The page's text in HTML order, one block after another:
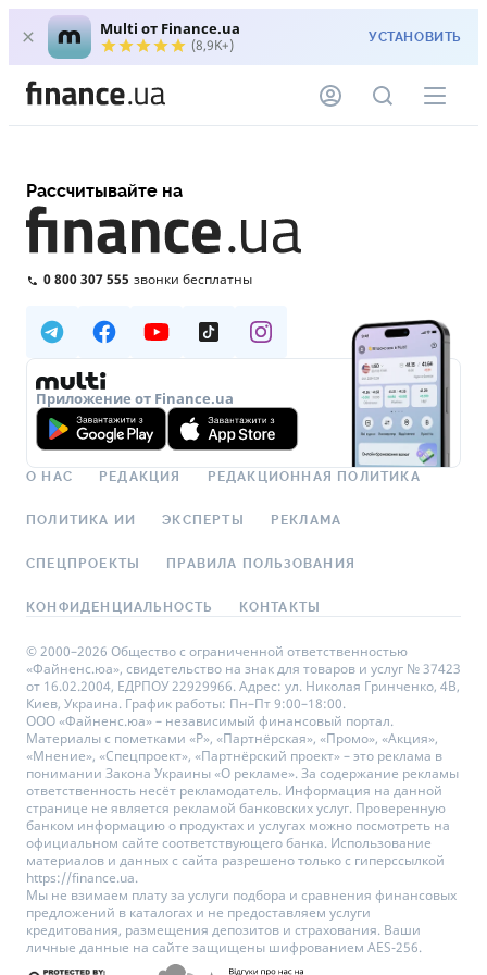
Multi от Finance.ua
(8,9K+) УСТАНОВИТЬ
Рассчитывайте на
0 800 307 555 звонки бесплатны
Приложение от Finance.ua
О НАС РЕДАКЦИЯ РЕДАКЦИОННАЯ ПОЛИТИКА
ПОЛИТИКА ИИ ЭКСПЕРТЫ РЕКЛАМА
СПЕЦПРОЕКТЫ ПРАВИЛА ПОЛЬЗОВАНИЯ
КОНФИДЕНЦИАЛЬНОСТЬ КОНТАКТЫ
© 2000–2026 Общество с ограниченной ответственностью
«Файненс.юа», свидетельство на знак для товаров и услуг № 37423
от 16.02.2004, ЕДРПОУ 22929966. Адрес: ул. Николая Гринченко, 4В,
Киев, Украина. График работы: Пн–Пт 9:00–18:00.
ООО «Файненс.юа» – независимый финансовый портал.
Материалы с пометками «Р», «Партнёрская», «Промо», «Акция»,
«Мнение», «Спецпроект», «Партнёрский проект» – это реклама в
понимании Закона Украины «О рекламе». За содержание рекламы
ответственность несёт рекламодатель. Информация на данной
странице не является рекламой банковских услуг. Проверенную
банком информацию о продуктах и услугах можно посмотреть на
официальном сайте соответствующего банка. Использование
материалов и данных с сайта разрешено только с гиперссылкой
https://finance.ua.
Мы не взимаем плату за услуги подбора и сравнения финансовых
предложений в каталогах и не предоставляем услуги
кредитования, размещения депозитов и страхования. Ваши
личные данные на сайте защищены шифрованием AES-256.